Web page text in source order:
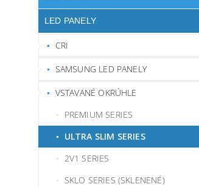
LED PANELY
CRI
SAMSUNG LED PANELY
VSTAVANÉ OKRÚHLE
PREMIUM SERIES
ULTRA SLIM SERIES
2V1 SERIES
SKLO SERIES (SKLENENÉ)